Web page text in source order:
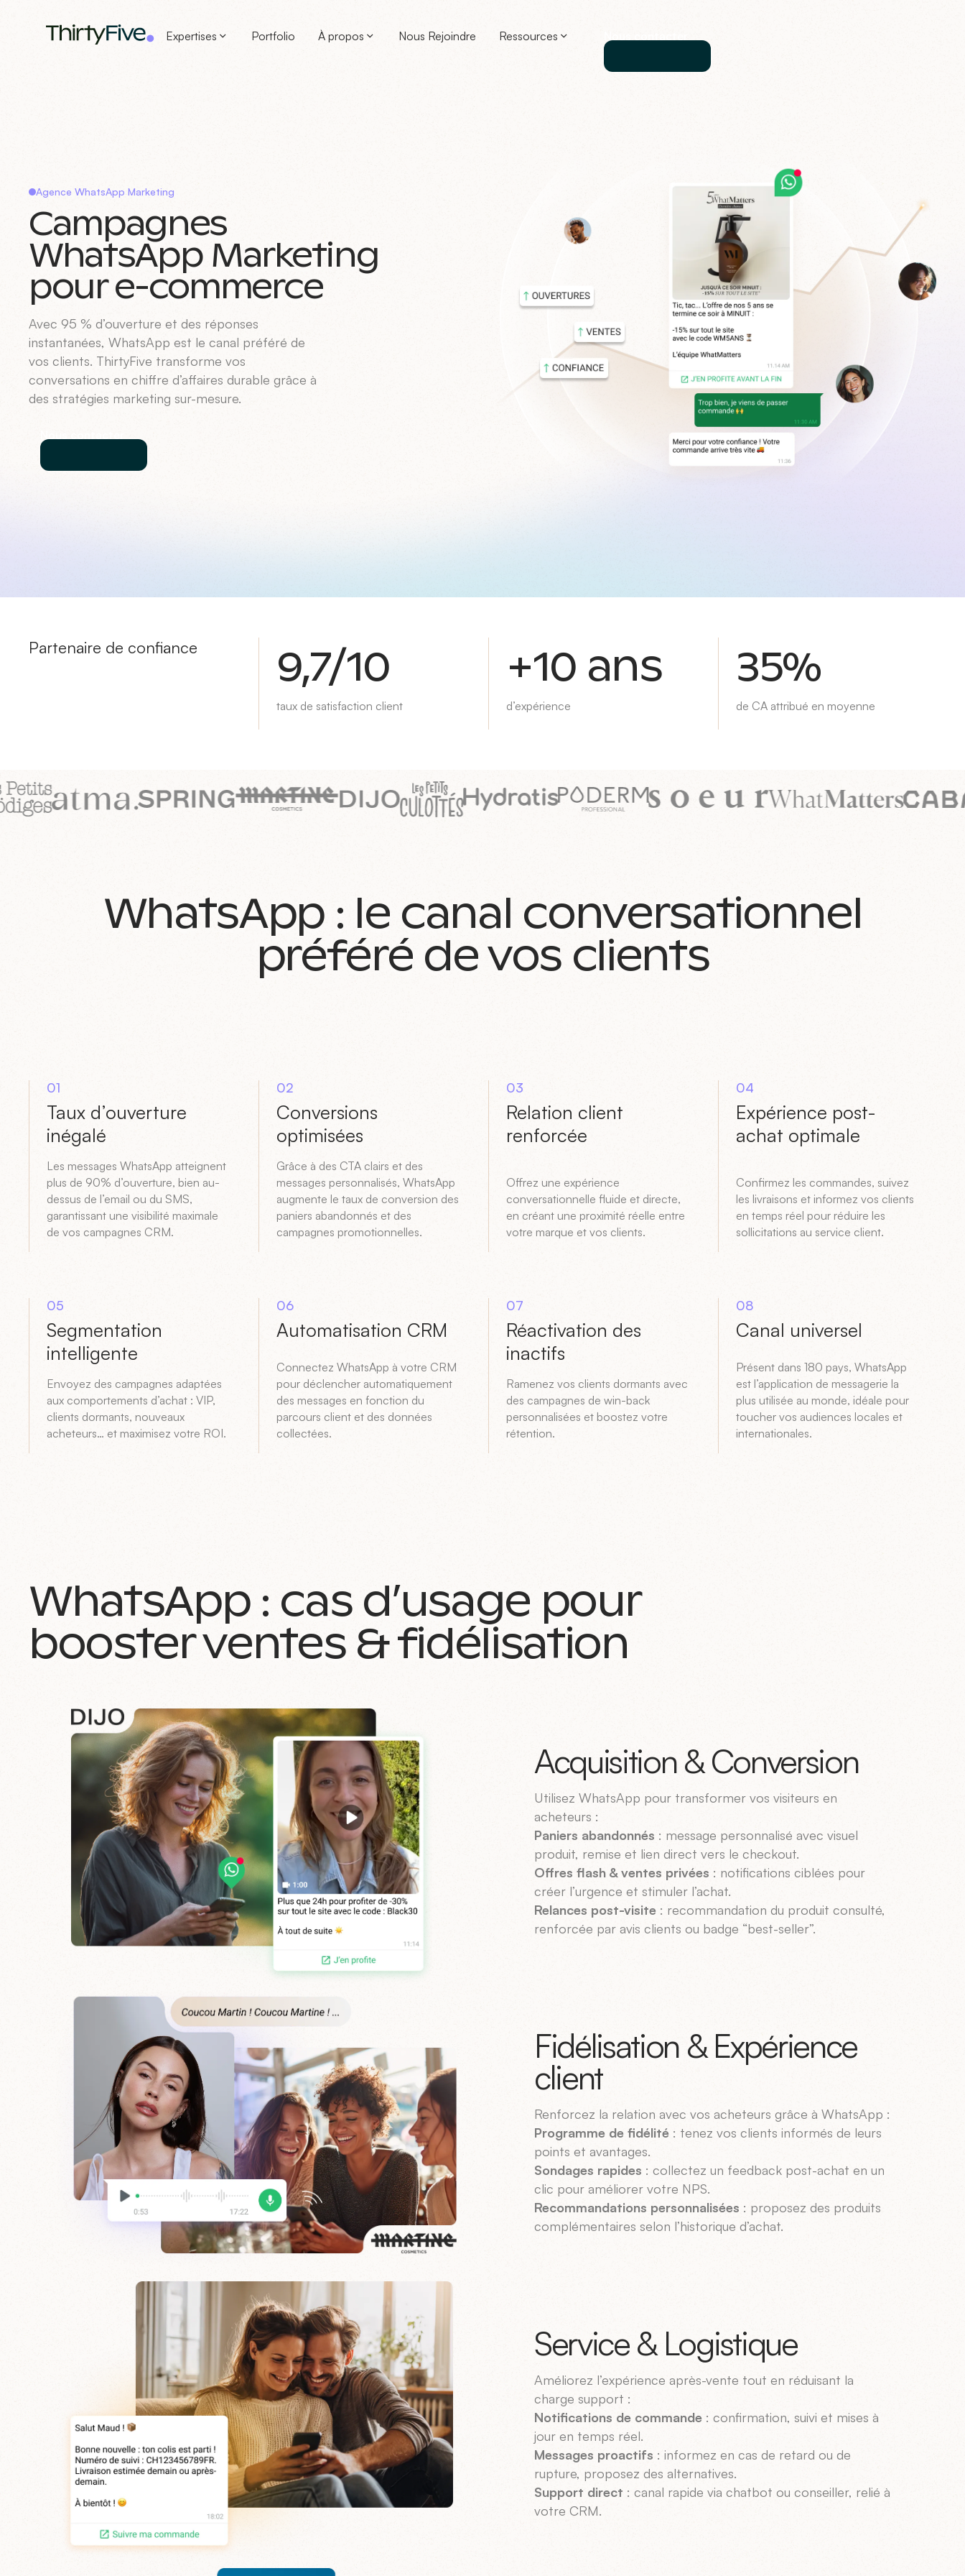
Expertises Portfolio À propos Nous Rejoindre Ressources
Agence WhatsApp Marketing
Campagnes
WhatsApp Marketing
pour e-commerce
Avec 95 % d’ouverture et des réponses
instantanées, WhatsApp est le canal préféré de
vos clients. ThirtyFive transforme vos
conversations en chiffre d’affaires durable grâce à
des stratégies marketing sur-mesure.
Partenaire de confiance 9,7/10
taux de satisfaction client
+10 ans
d’expérience
35%
de CA attribué en moyenne
WhatsApp : le canal conversationnel
préféré de vos clients
01
Taux d’ouverture
inégalé
Les messages WhatsApp atteignent
plus de 90% d’ouverture, bien au-
dessus de l’email ou du SMS,
garantissant une visibilité maximale
de vos campagnes CRM.
02
Conversions
optimisées
Grâce à des CTA clairs et des
messages personnalisés, WhatsApp
augmente le taux de conversion des
paniers abandonnés et des
campagnes promotionnelles.
03
Relation client
renforcée
Offrez une expérience
conversationnelle fluide et directe,
en créant une proximité réelle entre
votre marque et vos clients.
04
Expérience post-
achat optimale
Confirmez les commandes, suivez
les livraisons et informez vos clients
en temps réel pour réduire les
sollicitations au service client.
05
Segmentation
intelligente
Envoyez des campagnes adaptées
aux comportements d’achat : VIP,
clients dormants, nouveaux
acheteurs… et maximisez votre ROI.
06
Automatisation CRM
Connectez WhatsApp à votre CRM
pour déclencher automatiquement
des messages en fonction du
parcours client et des données
collectées.
07
Réactivation des
inactifs
Ramenez vos clients dormants avec
des campagnes de win-back
personnalisées et boostez votre
rétention.
08
Canal universel
Présent dans 180 pays, WhatsApp
est l’application de messagerie la
plus utilisée au monde, idéale pour
toucher vos audiences locales et
internationales.
WhatsApp : cas d’usage pour
booster ventes & fidélisation
Acquisition & Conversion
Utilisez WhatsApp pour transformer vos visiteurs en
acheteurs :
Paniers abandonnés : message personnalisé avec visuel
produit, remise et lien direct vers le checkout.
Offres flash & ventes privées : notifications ciblées pour
créer l’urgence et stimuler l’achat.
Relances post-visite : recommandation du produit consulté,
renforcée par avis clients ou badge “best-seller”.
Fidélisation & Expérience
client
Renforcez la relation avec vos acheteurs grâce à WhatsApp :
Programme de fidélité : tenez vos clients informés de leurs
points et avantages.
Sondages rapides : collectez un feedback post-achat en un
clic pour améliorer votre NPS.
Recommandations personnalisées : proposez des produits
complémentaires selon l’historique d’achat.
Service & Logistique
Améliorez l’expérience après-vente tout en réduisant la
charge support :
Notifications de commande : confirmation, suivi et mises à
jour en temps réel.
Messages proactifs : informez en cas de retard ou de
rupture, proposez des alternatives.
Support direct : canal rapide via chatbot ou conseiller, relié à
votre CRM.